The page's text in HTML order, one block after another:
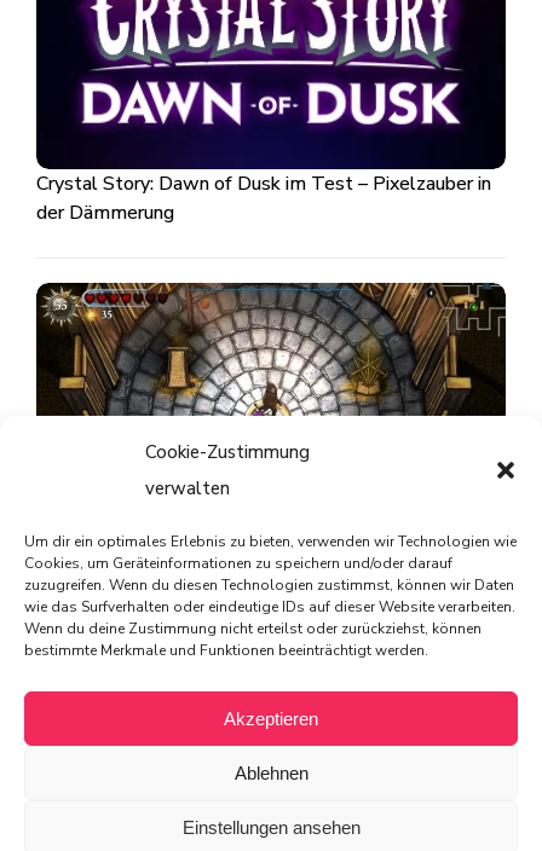
Cookie-Zustimmung
verwalten
Um dir ein optimales Erlebnis zu bieten, verwenden wir Technologien wie
Cookies, um Geräteinformationen zu speichern und/oder darauf
zuzugreifen. Wenn du diesen Technologien zustimmst, können wir Daten
wie das Surfverhalten oder eindeutige IDs auf dieser Website verarbeiten.
Wenn du deine Zustimmung nicht erteilst oder zurückziehst, können
bestimmte Merkmale und Funktionen beeinträchtigt werden.
Akzeptieren
Ablehnen
Einstellungen ansehen
Crystal Story: Dawn of Dusk im Test – Pixelzauber in
der Dämmerung
Striving for Light: Survival im Test – Ein Spiel, das Licht
und Schatten meistert
© 2025 von PIXELdot